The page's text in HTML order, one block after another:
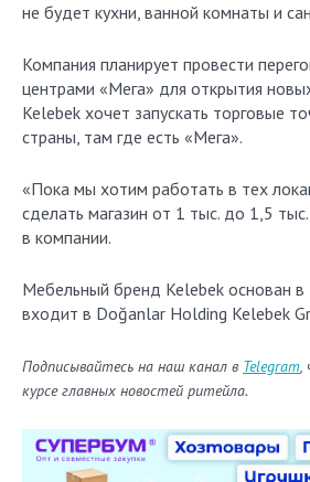
не будет кухни, ванной комнаты и
Компания планирует провести
центрами «Мега» для открытия
Kelebek хочет запускать торговые
страны, там где есть «Мега».
«Пока мы хотим работать в тех
сделать магазин от 1 тыс. до 1,5
в компании.
Мебельный бренд Kelebek основан в
входит в Doğanlar Holding Kelebek
Подписывайтесь на наш канал в Telegram,
курсе главных новостей ритейла.